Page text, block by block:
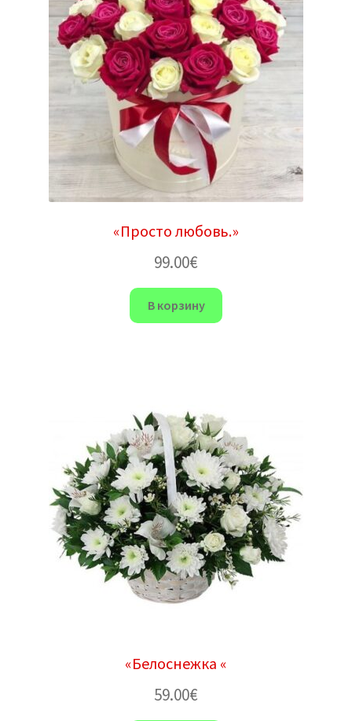
«Просто любовь.»
99.00€
В корзину
«Белоснежка «
59.00€